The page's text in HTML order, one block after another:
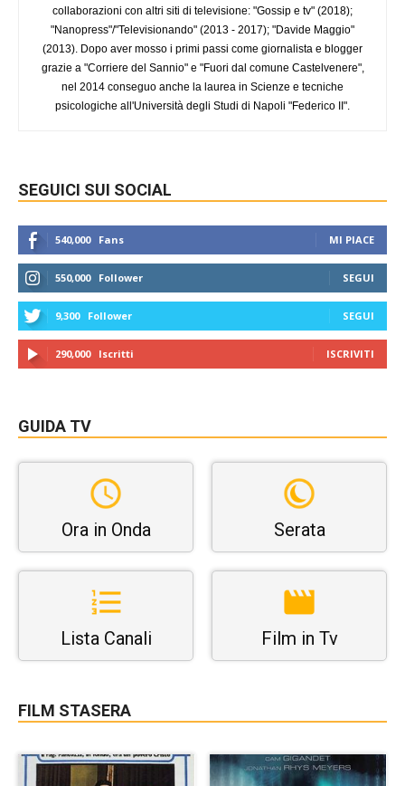
collaborazioni con altri siti di televisione: "Gossip e tv" (2018);
"Nanopress"/"Televisionando" (2013 - 2017); "Davide Maggio"
(2013). Dopo aver mosso i primi passi come giornalista e blogger
grazie a "Corriere del Sannio" e "Fuori dal comune Castelvenere",
nel 2014 conseguo anche la laurea in Scienze e tecniche
psicologiche all'Università degli Studi di Napoli "Federico II".
SEGUICI SUI SOCIAL
540,000 Fans MI PIACE
550,000 Follower SEGUI
9,300 Follower SEGUI
290,000 Iscritti ISCRIVITI
GUIDA TV
Ora in Onda Serata
Lista Canali Film in Tv
FILM STASERA